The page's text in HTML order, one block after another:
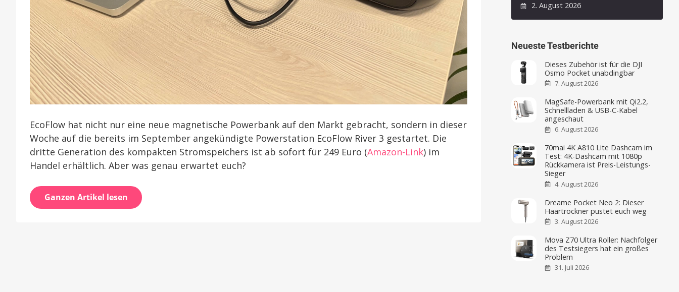
EcoFlow hat nicht nur eine neue magnetische Powerbank auf den Markt gebracht, sondern in dieser
Woche auf die bereits im September angekündigte Powerstation EcoFlow River 3 gestartet. Die
dritte Generation des kompakten Stromspeichers ist ab sofort für 249 Euro (Amazon-Link) im
Handel erhältlich. Aber was genau erwartet euch?
Ganzen Artikel lesen
2. August 2026
Neueste Testberichte
Dieses Zubehör ist für die DJI
Osmo Pocket unabdingbar
7. August 2026
MagSafe-Powerbank mit Qi2.2,
Schnellladen & USB-C-Kabel
angeschaut
6. August 2026
70mai 4K A810 Lite Dashcam im
Test: 4K-Dashcam mit 1080p
Rückkamera ist Preis-Leistungs-
Sieger
4. August 2026
Dreame Pocket Neo 2: Dieser
Haartrockner pustet euch weg
3. August 2026
Mova Z70 Ultra Roller: Nachfolger
des Testsiegers hat ein großes
Problem
31. Juli 2026